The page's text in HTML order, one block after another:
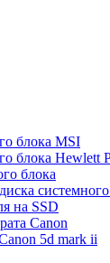
блока MSI
блока Hewlett
блока
на SSD
Canon
5d mark ii